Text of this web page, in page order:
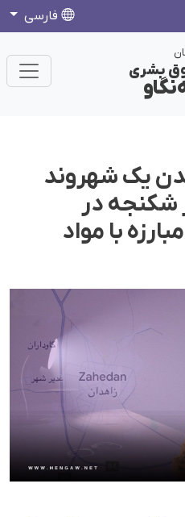
فارسی
بشری
یک شهروند
شکنجه در
با مواد